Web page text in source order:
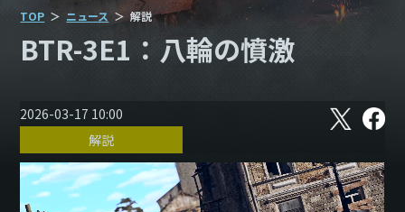
TOP ニュース 解説
BTR-3E1：八輪の憤激
2026-03-17 10:00 X フ
ェ
ス
ブ
ッ
ク
解説